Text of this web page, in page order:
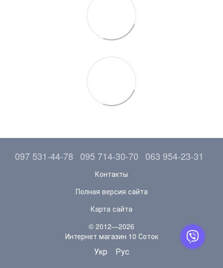
097 531-44-78 095 714-30-70 063 954-23-31
Контакты
Полная версия сайта
Карта сайта
© 2012—2026
Интернет магазин 10 Соток
Укр Рус